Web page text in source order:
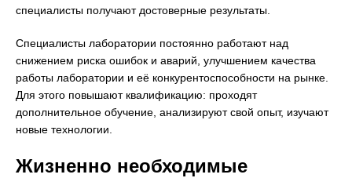
специалисты получают достоверные результаты.
Специалисты лаборатории постоянно работают над
снижением риска ошибок и аварий, улучшением качества
работы лаборатории и её конкурентоспособности на рынке.
Для этого повышают квалификацию: проходят
дополнительное обучение, анализируют свой опыт, изучают
новые технологии.
Жизненно необходимые